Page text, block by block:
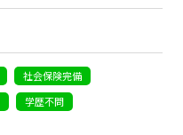
社会保険完備
学歴不問